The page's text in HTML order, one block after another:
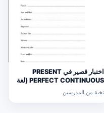
اختبار قصير في PRESENT
PERFECT CONTINUOUS (لغة
انجليزية) حلقة ثانية
نخبة من المدرسين